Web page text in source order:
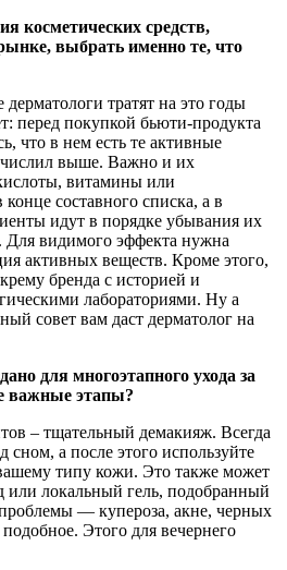
косметических средств,
выбрать именно те, что
тратят на это годы
перед покупкой бьюти-продукта
что в нем есть те активные
выше. Важно и их
витамины или
составного списка, а в
идут в порядке убывания их
Для видимого эффекта нужна
активных веществ. Кроме этого,
бренда с историей и
лабораториями. Ну а
совет вам даст дерматолог на
для многоэтапного ухода за
важные этапы?
– тщательный демакияж. Всегда
сном, а после этого используйте
типу кожи. Это также может
локальный гель, подобранный
— купероза, акне, черных
Этого для вечернего